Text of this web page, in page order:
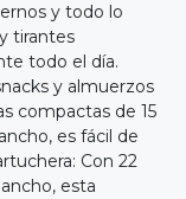
y todo lo
tirantes
todo el día.
y almuerzos
compactas de 15
es fácil de
Con 22
esta